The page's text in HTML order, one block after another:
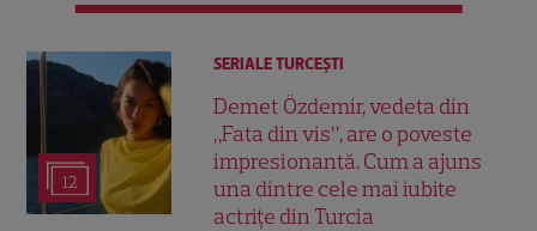
12
SERIALE TURCEŞTI
Demet Özdemir, vedeta din
„Fata din vis”, are o poveste
impresionantă. Cum a ajuns
una dintre cele mai iubite
actrițe din Turcia